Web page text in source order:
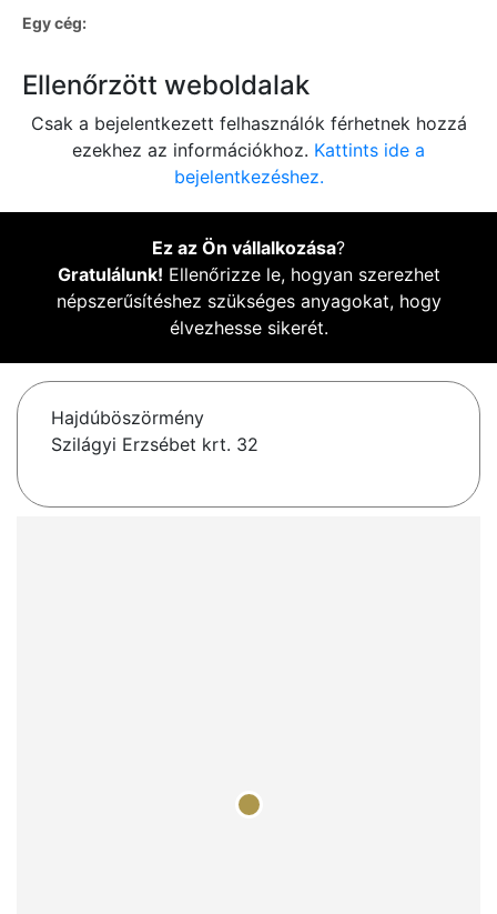
Egy cég:
Ellenőrzött weboldalak
Csak a bejelentkezett felhasználók férhetnek hozzá
ezekhez az információkhoz. Kattints ide a
bejelentkezéshez.
Ez az Ön vállalkozása?
Gratulálunk! Ellenőrizze le, hogyan szerezhet
népszerűsítéshez szükséges anyagokat, hogy
élvezhesse sikerét.
Hajdúböszörmény
Szilágyi Erzsébet krt. 32